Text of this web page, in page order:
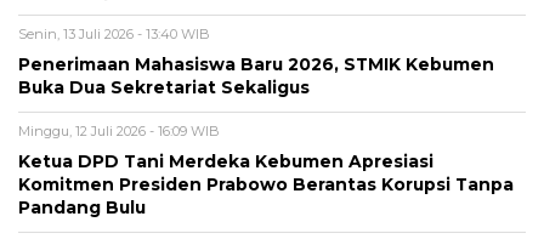
Senin, 13 Juli 2026 - 13:40 WIB
Penerimaan Mahasiswa Baru 2026, STMIK Kebumen
Buka Dua Sekretariat Sekaligus
Minggu, 12 Juli 2026 - 16:09 WIB
Ketua DPD Tani Merdeka Kebumen Apresiasi
Komitmen Presiden Prabowo Berantas Korupsi Tanpa
Pandang Bulu